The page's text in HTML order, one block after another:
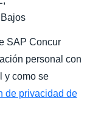
SAP Concur
personal con
y como se
de privacidad de